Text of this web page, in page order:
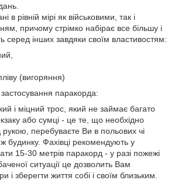
в рівній мірі як військовими, так і
причому стрімко набірає все більшу і
серед інших завдяки своїм властивостям:
(вигоряння)
паракорда:
і міцний трос, який не займає багато
або сумці - це те, що необхідно
рукою, перебуваєте Ви в польових чі
будинку. Фахівці рекомендують у
15-30 метрів паракорд - у разі пожежі
ситуації це дозволить Вам
і зберегти життя собі і своїм близьким.